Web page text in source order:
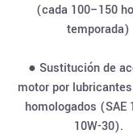
(cada 100–150
temporada)
● Sustitución de
motor por
homologados (SAE
10W-30).